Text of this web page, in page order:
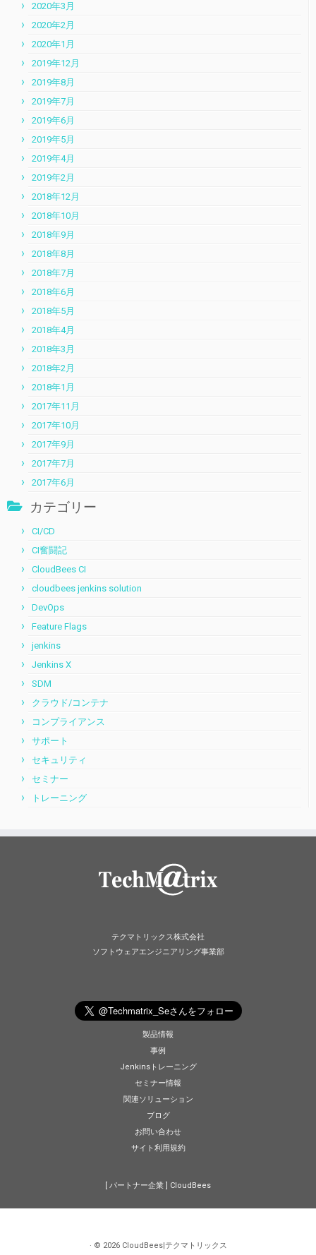
2020年3月
2020年2月
2020年1月
2019年12月
2019年8月
2019年7月
2019年6月
2019年5月
2019年4月
2019年2月
2018年12月
2018年10月
2018年9月
2018年8月
2018年7月
2018年6月
2018年5月
2018年4月
2018年3月
2018年2月
2018年1月
2017年11月
2017年10月
2017年9月
2017年7月
2017年6月
カテゴリー
CI/CD
CI奮闘記
CloudBees CI
cloudbees jenkins solution
DevOps
Feature Flags
jenkins
Jenkins X
SDM
クラウド/コンテナ
コンプライアンス
サポート
セキュリティ
セミナー
トレーニング
テクマトリックス株式会社
ソフトウェアエンジニアリング事業部
製品情報
事例
Jenkinsトレーニング
セミナー情報
関連ソリューション
ブログ
お問い合わせ
サイト利用規約
[ パートナー企業 ] CloudBees
· © 2026 CloudBees|テクマトリックス